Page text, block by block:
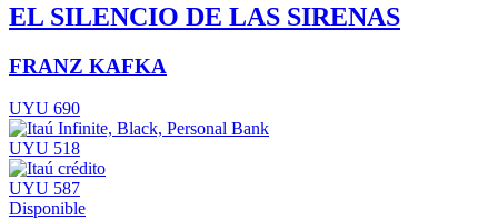
EL SILENCIO DE LAS SIRENAS
FRANZ KAFKA
UYU 690
UYU 518
UYU 587
Disponible